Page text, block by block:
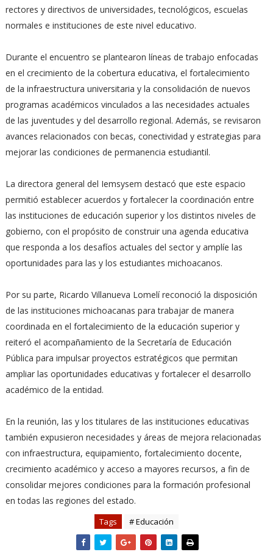
rectores y directivos de universidades, tecnológicos, escuelas
normales e instituciones de este nivel educativo.
Durante el encuentro se plantearon líneas de trabajo enfocadas
en el crecimiento de la cobertura educativa, el fortalecimiento
de la infraestructura universitaria y la consolidación de nuevos
programas académicos vinculados a las necesidades actuales
de las juventudes y del desarrollo regional. Además, se revisaron
avances relacionados con becas, conectividad y estrategias para
mejorar las condiciones de permanencia estudiantil.
La directora general del Iemsysem destacó que este espacio
permitió establecer acuerdos y fortalecer la coordinación entre
las instituciones de educación superior y los distintos niveles de
gobierno, con el propósito de construir una agenda educativa
que responda a los desafíos actuales del sector y amplíe las
oportunidades para las y los estudiantes michoacanos.
Por su parte, Ricardo Villanueva Lomelí reconoció la disposición
de las instituciones michoacanas para trabajar de manera
coordinada en el fortalecimiento de la educación superior y
reiteró el acompañamiento de la Secretaría de Educación
Pública para impulsar proyectos estratégicos que permitan
ampliar las oportunidades educativas y fortalecer el desarrollo
académico de la entidad.
En la reunión, las y los titulares de las instituciones educativas
también expusieron necesidades y áreas de mejora relacionadas
con infraestructura, equipamiento, fortalecimiento docente,
crecimiento académico y acceso a mayores recursos, a fin de
consolidar mejores condiciones para la formación profesional
en todas las regiones del estado.
Tags # Educación